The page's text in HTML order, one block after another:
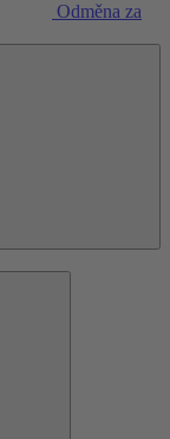
Odměna za